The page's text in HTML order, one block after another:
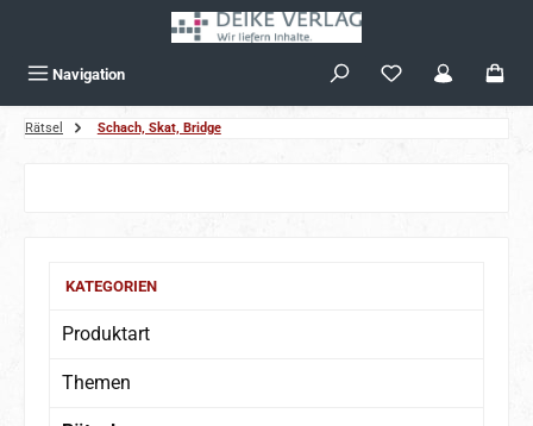
Navigation
Rätsel Schach, Skat, Bridge
KATEGORIEN
Produktart
Themen